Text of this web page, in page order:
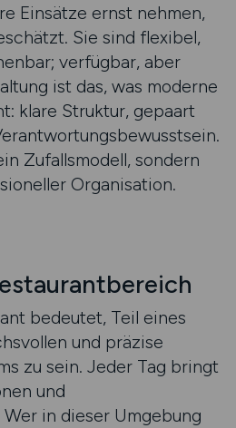
Einsätze ernst nehmen,
Sie sind flexibel,
verfügbar, aber
ist das, was moderne
klare Struktur, gepaart
Zufallsmodell, sondern
Organisation.
bedeutet, Teil eines
und präzise
zu sein. Jeder Tag bringt
und
in dieser Umgebung